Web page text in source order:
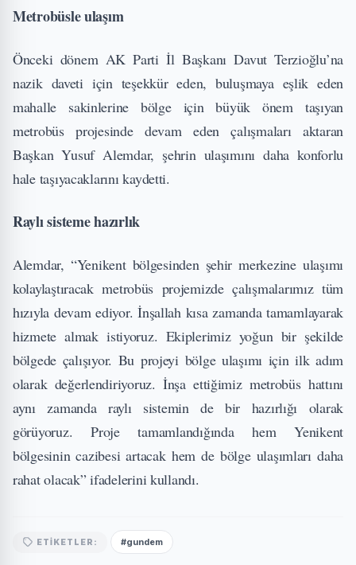
Metrobüsle ulaşım
Önceki dönem AK Parti İl Başkanı Davut Terzioğlu’na
nazik daveti için teşekkür eden, buluşmaya eşlik eden
mahalle sakinlerine bölge için büyük önem taşıyan
metrobüs projesinde devam eden çalışmaları aktaran
Başkan Yusuf Alemdar, şehrin ulaşımını daha konforlu
hale taşıyacaklarını kaydetti.
Raylı sisteme hazırlık
Alemdar, “Yenikent bölgesinden şehir merkezine ulaşımı
kolaylaştıracak metrobüs projemizde çalışmalarımız tüm
hızıyla devam ediyor. İnşallah kısa zamanda tamamlayarak
hizmete almak istiyoruz. Ekiplerimiz yoğun bir şekilde
bölgede çalışıyor. Bu projeyi bölge ulaşımı için ilk adım
olarak değerlendiriyoruz. İnşa ettiğimiz metrobüs hattını
aynı zamanda raylı sistemin de bir hazırlığı olarak
görüyoruz. Proje tamamlandığında hem Yenikent
bölgesinin cazibesi artacak hem de bölge ulaşımları daha
rahat olacak” ifadelerini kullandı.
ETIKETLER: #gundem